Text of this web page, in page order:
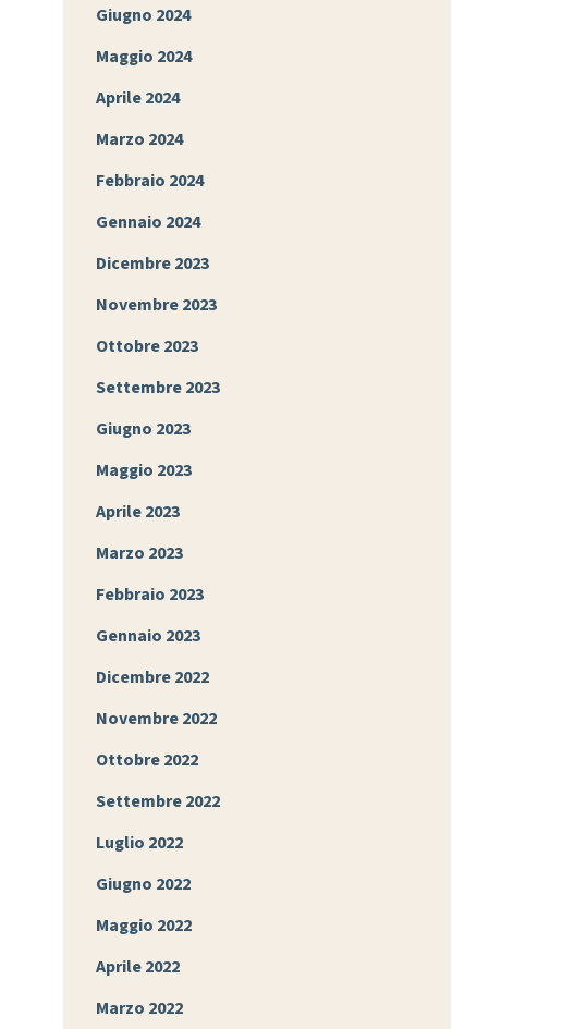
Giugno 2024
Maggio 2024
Aprile 2024
Marzo 2024
Febbraio 2024
Gennaio 2024
Dicembre 2023
Novembre 2023
Ottobre 2023
Settembre 2023
Giugno 2023
Maggio 2023
Aprile 2023
Marzo 2023
Febbraio 2023
Gennaio 2023
Dicembre 2022
Novembre 2022
Ottobre 2022
Settembre 2022
Luglio 2022
Giugno 2022
Maggio 2022
Aprile 2022
Marzo 2022